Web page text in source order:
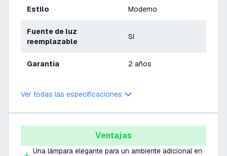
Estilo Moderno
Fuente de luz
reemplazable
Sí
Garantía 2 años
Ver todas las especificaciones
Ventajas
Una lámpara elegante para un ambiente adicional en